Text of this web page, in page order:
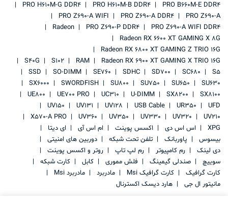
PRO B660M-E DDR4
PRO H610M-B DDR4
PRO H610M-G DDR4
PRO Z690-A
PRO Z690-A DDR4
PRO Z690-A WIFI
PRO Z690-A WIFI DDR4
PRO Z690-P DDR4
Radeon
Radeon RX 6600 XT GAMING X 8G
Radeon RX 6800 XT GAMING Z TRIO 16G
Radeon RX 6900 XT GAMING X TRIO 16G
RAM
S102
S40G
S5
SC680
SD700
SDHC
SE760
SO-DIMM
SSD
SU630
SU650
SU750
SU800
SWORDFISH
SX6000
SX8100
SX8200
U-DIMM
UC310
UE700 PRO
UE800
UFD
UR350
USB Cable
UV128
UV131
UV150
UV210
UV320
UV330
UV350
UV360
X570-A PRO
XPG
اس اس دی اکسس پوینت ام اس آی
ای دیتا
بیسوس
پاوربانک تلفن تحت شبکه
دوربین های امنیتی
دی لینک
رم کامپیوتر رم لپ تاپ
روتر و اکسس پوینت
سوییچ
صندلی گیمینگ فلش مموری کابل
کارت شبکه
کارت گرافیک
کارت گرافیک Msi مادربرد
مادربرد Msi
مانیتور ال جی
هارد دیسک اکسترنال